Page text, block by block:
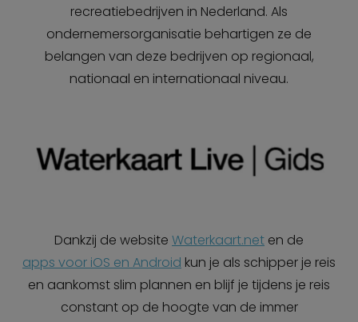
recreatiebedrijven in Nederland. Als
ondernemersorganisatie behartigen ze de
belangen van deze bedrijven op regionaal,
nationaal en internationaal niveau.
Dankzij de website Waterkaart.net en de
apps voor iOS en Android kun je als schipper je reis
en aankomst slim plannen en blijf je tijdens je reis
constant op de hoogte van de immer